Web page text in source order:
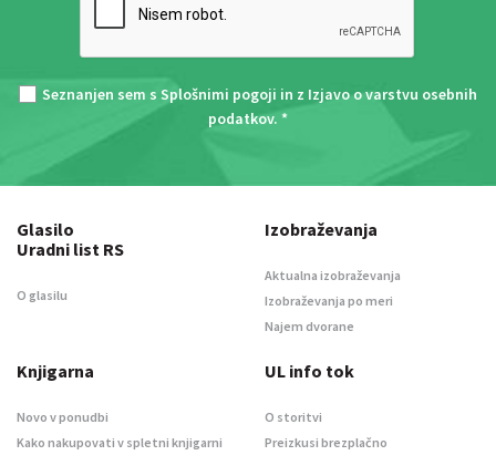
Seznanjen sem s Splošnimi pogoji in z Izjavo o varstvu osebnih
podatkov. *
Glasilo
Uradni list RS
O glasilu
Izobraževanja
Aktualna izobraževanja
Izobraževanja po meri
Najem dvorane
Knjigarna
Novo v ponudbi
Kako nakupovati v spletni knjigarni
UL info tok
O storitvi
Preizkusi brezplačno